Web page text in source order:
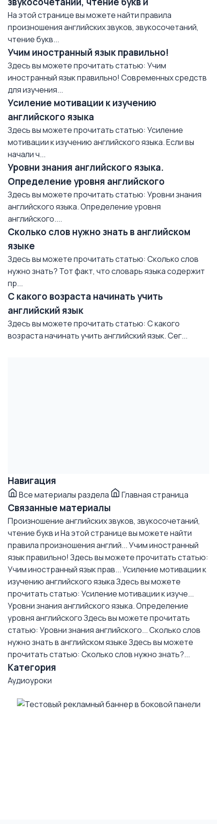
На этой странице вы можете найти правила
произношения английских звуков, звукосочетаний,
чтение букв...
Учим иностранный язык правильно!
Здесь вы можете прочитать статью: Учим
иностранный язык правильно! Современных средств
для изучения...
Усиление мотивации к изучению
английского языка
Здесь вы можете прочитать статью: Усиление
мотивации к изучению английского языка. Если вы
начали ч...
Уровни знания английского языка.
Определение уровня английского
Здесь вы можете прочитать статью: Уровни знания
английского языка. Определение уровня
английского....
Сколько слов нужно знать в английском
языке
Здесь вы можете прочитать статью: Сколько слов
нужно знать? Тот факт, что словарь языка содержит
пр...
С какого возраста начинать учить
английский язык
Здесь вы можете прочитать статью: С какого
возраста начинать учить английский язык. Сег...
Навигация
Все материалы раздела Главная страница
Связанные материалы
Произношение английских звуков, звукосочетаний,
чтение букв иНа этой странице вы можете найти
правила произношения англий...Учим иностранный
язык правильно! Здесь вы можете прочитать статью:
Учим иностранный язык прав...Усиление мотивации к
изучению английского языкаЗдесь вы можете
прочитать статью: Усиление мотивации к изуче...
Уровни знания английского языка. Определение
уровня английскогоЗдесь вы можете прочитать
статью: Уровни знания английского...Сколько слов
нужно знать в английском языкеЗдесь вы можете
прочитать статью: Сколько слов нужно знать?...
Категория
Аудиоуроки